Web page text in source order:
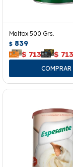
Maltox 500 Grs.
$ 839
$ 713 $ 713